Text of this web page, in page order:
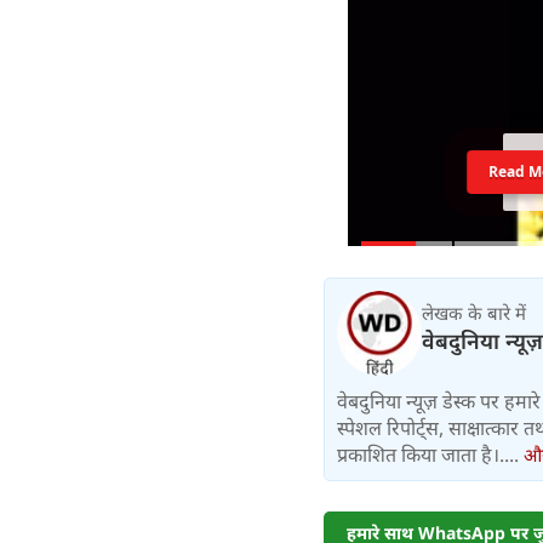
Read
लेखक के बारे में
वेबदुनिया
वेबदुनिया न्यूज़ डेस्क पर हमारे
स्पेशल रिपोर्ट्स, साक्षात्कार
प्रकाशित किया जाता है।....
हमारे साथ WhatsApp पर